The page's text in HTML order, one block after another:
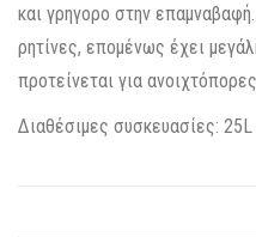
και γρηγορο στην
ρητίνες, επομένως έχει
προτείνεται για
Διαθέσιμες συσκευασίες: 25L